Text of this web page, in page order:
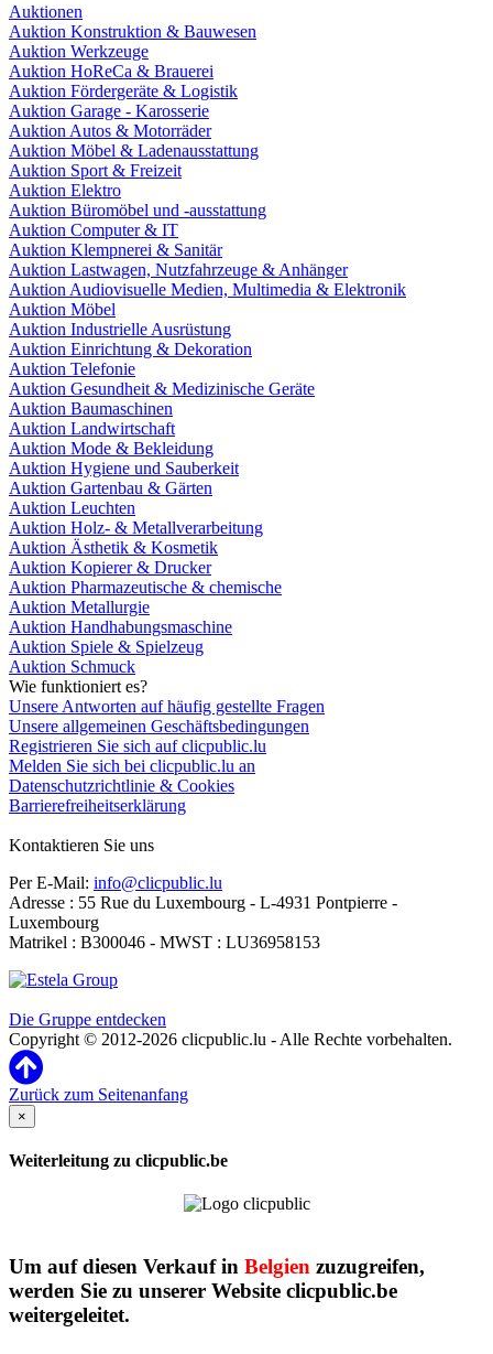
Auktionen
Auktion Konstruktion & Bauwesen
Auktion Werkzeuge
Auktion HoReCa & Brauerei
Auktion Fördergeräte & Logistik
Auktion Garage - Karosserie
Auktion Autos & Motorräder
Auktion Möbel & Ladenausstattung
Auktion Sport & Freizeit
Auktion Elektro
Auktion Büromöbel und -ausstattung
Auktion Computer & IT
Auktion Klempnerei & Sanitär
Auktion Lastwagen, Nutzfahrzeuge & Anhänger
Auktion Audiovisuelle Medien, Multimedia & Elektronik
Auktion Möbel
Auktion Industrielle Ausrüstung
Auktion Einrichtung & Dekoration
Auktion Telefonie
Auktion Gesundheit & Medizinische Geräte
Auktion Baumaschinen
Auktion Landwirtschaft
Auktion Mode & Bekleidung
Auktion Hygiene und Sauberkeit
Auktion Gartenbau & Gärten
Auktion Leuchten
Auktion Holz- & Metallverarbeitung
Auktion Ästhetik & Kosmetik
Auktion Kopierer & Drucker
Auktion Pharmazeutische & chemische
Auktion Metallurgie
Auktion Handhabungsmaschine
Auktion Spiele & Spielzeug
Auktion Schmuck
Wie funktioniert es?
Unsere Antworten auf häufig gestellte Fragen
Unsere allgemeinen Geschäftsbedingungen
Registrieren Sie sich auf clicpublic.lu
Melden Sie sich bei clicpublic.lu an
Datenschutzrichtlinie & Cookies
Barrierefreiheitserklärung
Kontaktieren Sie uns
Per E-Mail: info@clicpublic.lu
Adresse : 55 Rue du Luxembourg - L-4931 Pontpierre -
Luxembourg
Matrikel : B300046 - MWST : LU36958153
Die Gruppe entdecken
Copyright © 2012-2026 clicpublic.lu - Alle Rechte vorbehalten.
Zurück zum Seitenanfang
×
Weiterleitung zu clicpublic.be
Um auf diesen Verkauf in Belgien zuzugreifen,
werden Sie zu unserer Website clicpublic.be
weitergeleitet.